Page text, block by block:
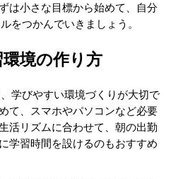
は小さな目標から始めて、自分
をつかんでいきましょう。
境の作り方
学びやすい環境づくりが大切で
て、スマホやパソコンなど必要
活リズムに合わせて、朝の出勤
学習時間を設けるのもおすすめ